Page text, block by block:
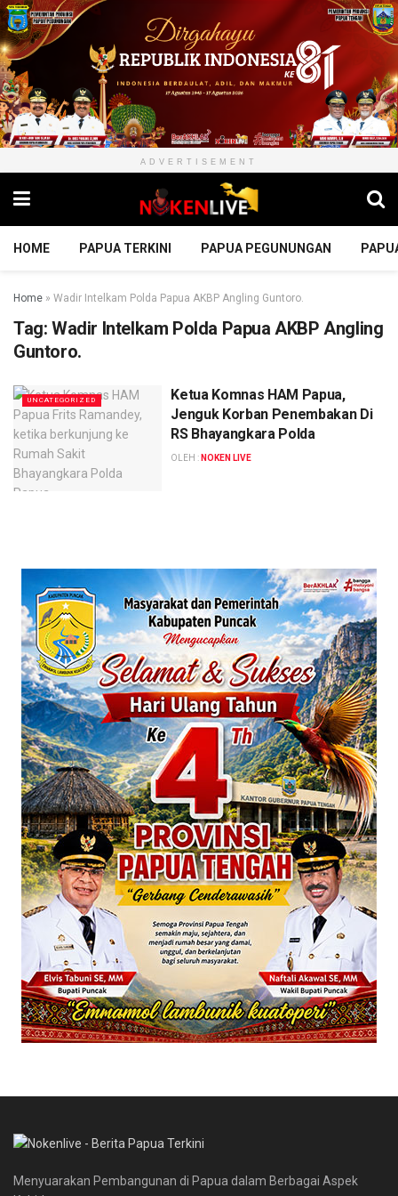
ADVERTISEMENT
HOME PAPUA TERKINI PAPUA PEGUNUNGAN
Home » Wadir Intelkam Polda Papua AKBP Angling Guntoro.
Tag: Wadir Intelkam Polda Papua AKBP Angling
Guntoro.
UNCATEGORIZED
Ketua Komnas HAM Papua,
Jenguk Korban Penembakan Di
RS Bhayangkara Polda
OLEH : NOKEN LIVE
Menyuarakan Pembangunan di Papua dalam Berbagai Aspek